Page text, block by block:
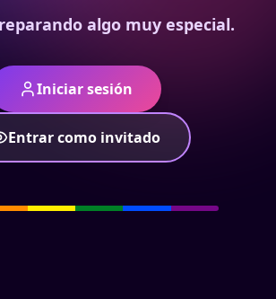
algo muy especial.
Iniciar sesión
Entrar como invitado